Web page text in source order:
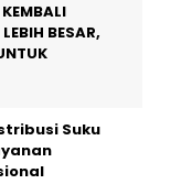
BESAR,
Suku